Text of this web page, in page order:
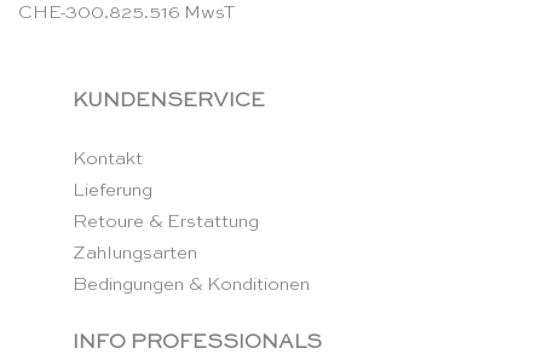
CHE-300.825.516 MwsT
KUNDENSERVICE
Kontakt
Lieferung
Retoure & Erstattung
Zahlungsarten
Bedingungen & Konditionen
INFO PROFESSIONALS